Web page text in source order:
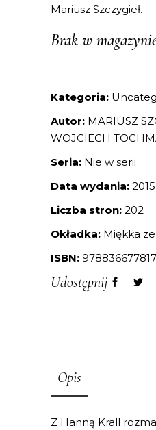
Mariusz Szczygieł.
Brak w
Kategoria:
Autor: MARIUSZ
WOJCIECH
Seria: Nie w serii
Data wydania: 2015
Liczba stron: 202
Okładka: Miękka
ISBN:
Udostępnij
Opis
Z Hanną Krall